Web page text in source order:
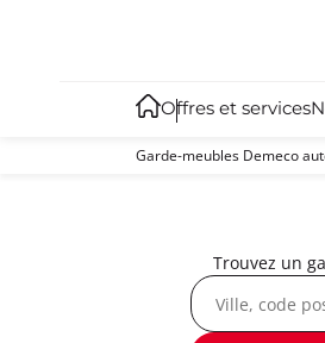
Offres et services
Garde-meubles Demeco
Trouvez un